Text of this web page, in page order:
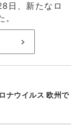
日、新たなロ
>
ナウイルス 欧州で